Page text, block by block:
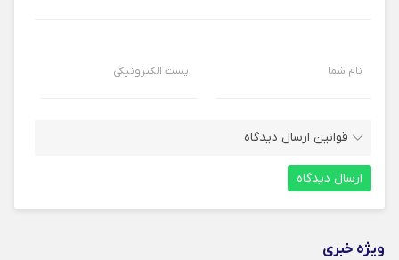
نام شما پست الکترونیکی
قوانین ارسال دیدگاه
ویژه خبری